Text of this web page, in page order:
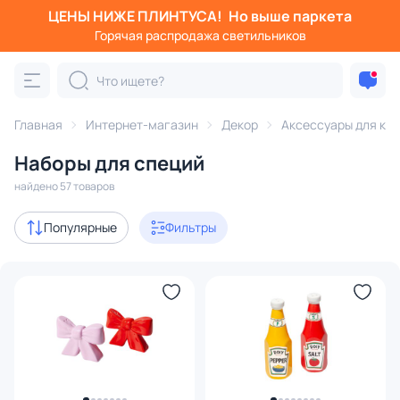
ЦЕНЫ НИЖЕ ПЛИНТУСА! Но выше паркета
Горячая распродажа светильников
Главная Интернет-магазин Декор Аксессуары для
Наборы для специй
найдено 57 товаров
Популярные Фильтры
Фильтры
Категория: Аксессуары для кухни
наборы для специй бутыли банки подносы
В наличии 54
Цена
Бренд